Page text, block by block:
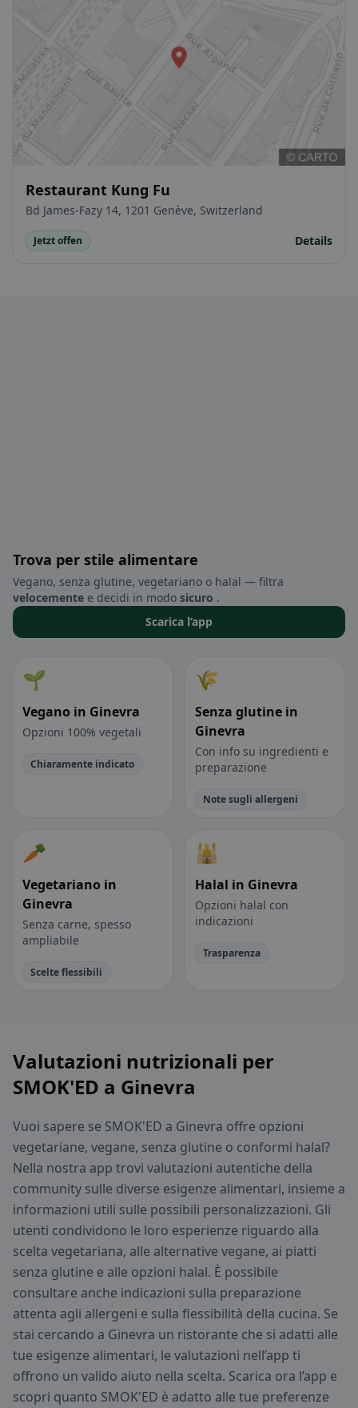
Restaurant Kung Fu
Bd James-Fazy 14, 1201 Genève, Switzerland
Jetzt offen Details
Trova per stile alimentare
Vegano, senza glutine, vegetariano o halal — filtra
velocemente e decidi in modo sicuro .
Scarica l’app
🌱
Vegano in Ginevra
Opzioni 100% vegetali
Chiaramente indicato
🌾
Senza glutine in
Ginevra
Con info su ingredienti e
preparazione
Note sugli allergeni
🥕
Vegetariano in
Ginevra
Senza carne, spesso
ampliabile
Scelte flessibili
🕌
Halal in Ginevra
Opzioni halal con
indicazioni
Trasparenza
Valutazioni nutrizionali per
SMOK'ED a Ginevra
Vuoi sapere se SMOK'ED a Ginevra offre opzioni
vegetariane, vegane, senza glutine o conformi halal?
Nella nostra app trovi valutazioni autentiche della
community sulle diverse esigenze alimentari, insieme a
informazioni utili sulle possibili personalizzazioni. Gli
utenti condividono le loro esperienze riguardo alla
scelta vegetariana, alle alternative vegane, ai piatti
senza glutine e alle opzioni halal. È possibile
consultare anche indicazioni sulla preparazione
attenta agli allergeni e sulla flessibilità della cucina. Se
stai cercando a Ginevra un ristorante che si adatti alle
tue esigenze alimentari, le valutazioni nell’app ti
offrono un valido aiuto nella scelta. Scarica ora l’app e
scopri quanto SMOK'ED è adatto alle tue preferenze